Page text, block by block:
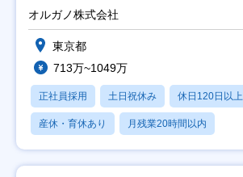
オルガノ株式会社
東京都
713万~1049万
正社員採用 土日祝休み 休日120日以上
産休・育休あり 月残業20時間以内